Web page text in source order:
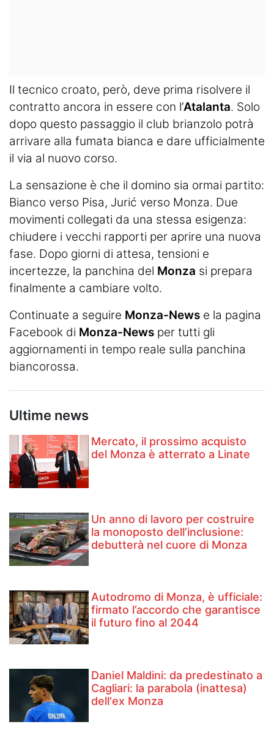
Il tecnico croato, però, deve prima risolvere il
contratto ancora in essere con l’Atalanta. Solo
dopo questo passaggio il club brianzolo potrà
arrivare alla fumata bianca e dare ufficialmente
il via al nuovo corso.
La sensazione è che il domino sia ormai partito:
Bianco verso Pisa, Jurić verso Monza. Due
movimenti collegati da una stessa esigenza:
chiudere i vecchi rapporti per aprire una nuova
fase. Dopo giorni di attesa, tensioni e
incertezze, la panchina del Monza si prepara
finalmente a cambiare volto.
Continuate a seguire Monza-News e la pagina
Facebook di Monza-News per tutti gli
aggiornamenti in tempo reale sulla panchina
biancorossa.
Ultime news
Mercato, il prossimo acquisto
del Monza è atterrato a Linate
Un anno di lavoro per costruire
la monoposto dell’inclusione:
debutterà nel cuore di Monza
Autodromo di Monza, è ufficiale:
firmato l’accordo che garantisce
il futuro fino al 2044
Daniel Maldini: ​da predestinato a
Cagliari: la parabola (inattesa)
dell'ex Monza